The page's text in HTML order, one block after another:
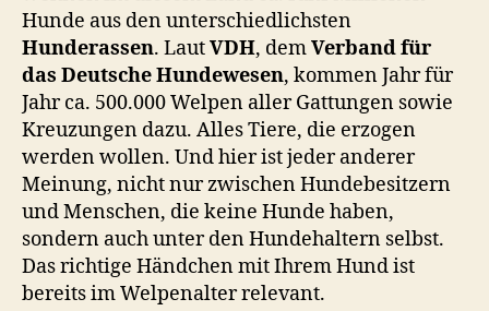
Hunde aus den unterschiedlichsten
Hunderassen. LautVDH, demVerband für
das Deutsche Hundewesen, kommen Jahr für
Jahr ca. 500.000 Welpen aller Gattungen sowie
Kreuzungen dazu. Alles Tiere, die erzogen
werden wollen. Und hier ist jeder anderer
Meinung, nicht nur zwischen Hundebesitzern
und Menschen, die keine Hunde haben,
sondern auch unter den Hundehaltern selbst.
Das richtige Händchen mit Ihrem Hund ist
bereits im Welpenalter relevant.